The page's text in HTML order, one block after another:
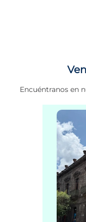
Encuéntranos en